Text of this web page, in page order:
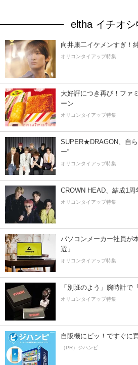
eltha イチオシ
向井康二イケメンすぎ！
オリコンタイアップ特集
大好評につき再び！ファ
ーン
オリコンタイアップ特集
SUPER★DRAGON、自
ー”
オリコンタイアップ特集
CROWN HEAD、結成1周
オリコンタイアップ特集
パソコンメーカー社員が
選」
オリコンタイアップ特集
「別班のよう」腕時計で
オリコンタイアップ特集
自販機にピッ！ですぐに
（PR）ジハンピ